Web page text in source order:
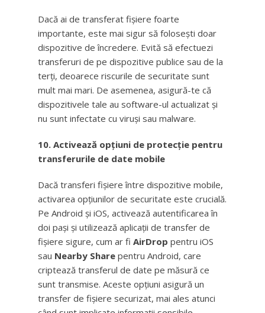
Dacă ai de transferat fișiere foarte
importante, este mai sigur să folosești doar
dispozitive de încredere. Evită să efectuezi
transferuri de pe dispozitive publice sau de la
terți, deoarece riscurile de securitate sunt
mult mai mari. De asemenea, asigură-te că
dispozitivele tale au software-ul actualizat și
nu sunt infectate cu viruși sau malware.
10. Activează opțiuni de protecție pentru
transferurile de date mobile
Dacă transferi fișiere între dispozitive mobile,
activarea opțiunilor de securitate este crucială.
Pe Android și iOS, activează autentificarea în
doi pași și utilizează aplicații de transfer de
fișiere sigure, cum ar fi AirDrop pentru iOS
sau Nearby Share pentru Android, care
criptează transferul de date pe măsură ce
sunt transmise. Aceste opțiuni asigură un
transfer de fișiere securizat, mai ales atunci